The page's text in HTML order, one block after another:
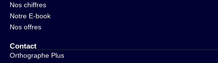
Nos chiffres
Notre E-book
Nos offres
Contact
Orthographe Plus